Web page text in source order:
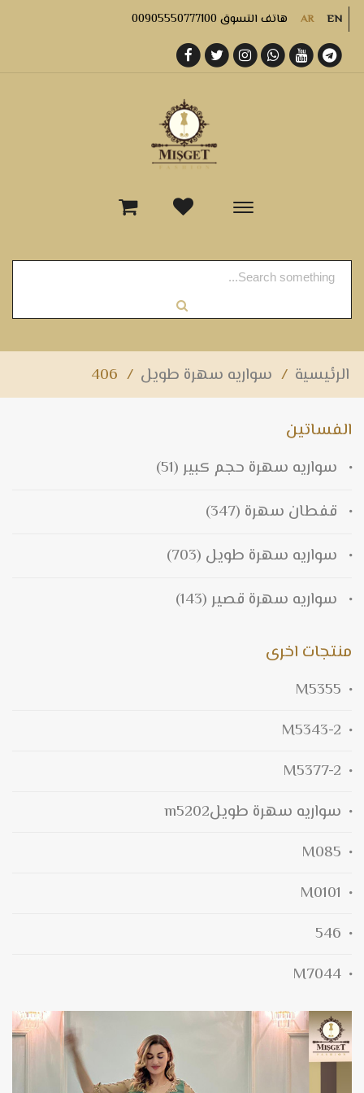
AR EN هاتف التسوق 00905550777100
-
الرئيسية / سواريه سهرة طويل /
406
الفساتين
سواريه سهرة حجم كبير (51)
قفطان سهرة (347)
سواريه سهرة طويل (703)
سواريه سهرة قصير (143)
منتجات اخرى
M5355
M5343-2
M5377-2
سواريه سهرة طويلm5202
M085
M0101
546
M7044